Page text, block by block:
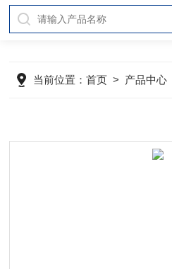
当前位置：首页 > 产品中心